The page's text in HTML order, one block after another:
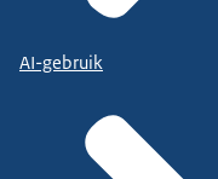
AI-gebruik